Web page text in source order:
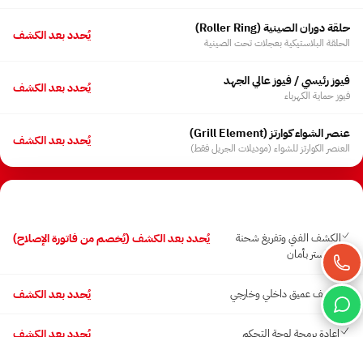
حلقة دوران الصينية ⁨(Roller Ring)⁩
الحلقة البلاستيكية بعجلات تحت الصينية يُحدد بعد الكشف
فيوز رئيسي / فيوز عالي الجهد
فيوز حماية الكهرباء يُحدد بعد الكشف
عنصر الشواء كوارتز ⁨(Grill Element)⁩
العنصر الكوارتز للشواء (موديلات الجريل فقط) يُحدد بعد الكشف
الكشف الفني وتفريغ شحنة
الكباستر بأمان
يُحدد بعد الكشف (يُخصم من فاتورة الإصلاح)
تنظيف عميق داخلي وخارجي يُحدد بعد الكشف
إعادة برمجة لوحة التحكم